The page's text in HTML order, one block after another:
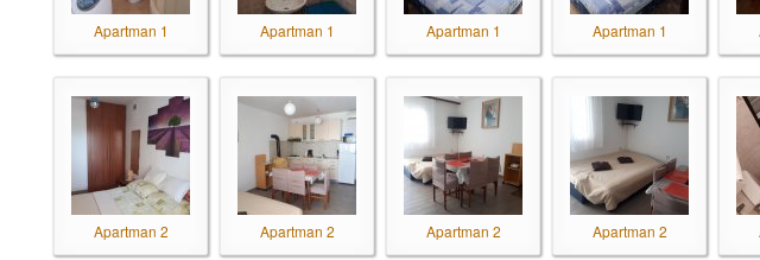
Apartman 1 Apartman 1 Apartman 1 Apartman 1
Apartman 2 Apartman 2 Apartman 2 Apartman 2